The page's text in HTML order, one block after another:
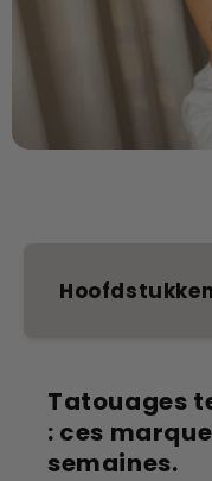
Hoofdstukken
Tatouages
: ces
semaines.